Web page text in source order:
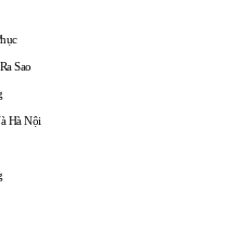
Sao
Hà Nội